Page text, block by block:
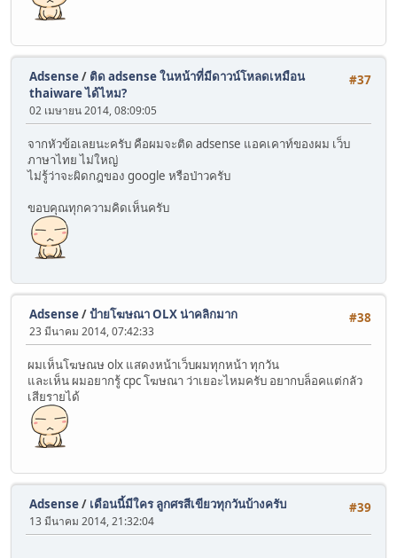
#37
Adsense/ ติด adsense ในหน้าที่มีดาวน์โหลดเหมือน
thaiware ได้ไหม?
02 เมษายน 2014, 08:09:05
จากหัวข้อเลยนะครับ คือผมจะติด adsense แอคเคาท์ของผม เว็บ
ภาษาไทย ไม่ใหญ่
ไม่รู้ว่าจะผิดกฎของ google หรือป่าวครับ
ขอบคุณทุกความคิดเห็นครับ
#38
Adsense/ป้ายโฆษณา OLX น่าคลิกมาก
23 มีนาคม 2014, 07:42:33
ผมเห็นโฆษณษ olx แสดงหน้าเว็บผมทุกหน้า ทุกวัน
และเห็น ผมอยากรู้ cpc โฆษณา ว่าเยอะไหมครับ อยากบล็อคแต่กลัว
เสียรายได้
#39
Adsense/ เดือนนี้มีใคร ลูกศรสีเขียวทุกวันบ้างครับ
13 มีนาคม 2014, 21:32:04